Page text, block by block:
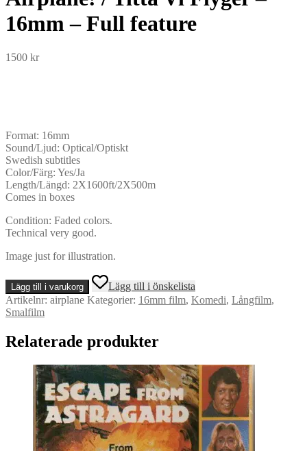
16mm – Full feature
1500 kr
Format: 16mm
Sound/Ljud: Optical/Optiskt
Swedish subtitles
Color/Färg: Yes/Ja
Length/Längd: 2X1600ft/2X500m
Comes in boxes
Condition: Faded colors.
Technical very good.
Image just for illustration.
Airplane!
/
Titta
Vi
-
Lägg till i varukorg
Lägg till i önskelista
Artikelnr: airplane Kategorier: 16mm film, Komedi, Långfilm,
Smalfilm
Relaterade produkter